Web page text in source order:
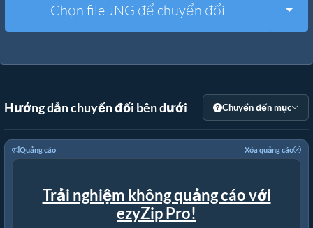
Công cụ khác
Chọn file JNG để chuyển đổi
Hướng dẫn chuyển đổi bên dưới Chuyển đến mục
Quảng cáo Xóa quảng cáo
Trải nghiệm không quảng cáo với
ezyZip Pro!